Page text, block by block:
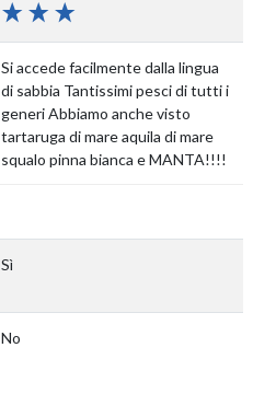
Si accede facilmente dalla lingua
di sabbia Tantissimi pesci di tutti i
generi Abbiamo anche visto
tartaruga di mare aquila di mare
squalo pinna bianca e MANTA!!!!
Sì
No